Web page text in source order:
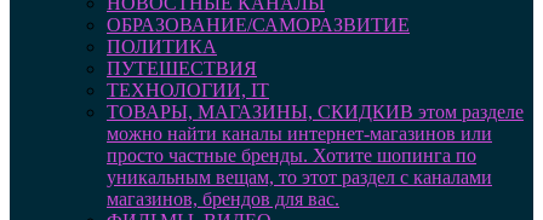
ОБРАЗОВАНИЕ/САМОРАЗВИТИЕ
ПОЛИТИКА
ПУТЕШЕСТВИЯ
ТЕХНОЛОГИИ, IT
ТОВАРЫ, МАГАЗИНЫ, СКИДКИВ этом разделе
можно найти каналы интернет-магазинов или
просто частные бренды. Хотите шопинга по
уникальным вещам, то этот раздел с каналами
магазинов, брендов для вас.